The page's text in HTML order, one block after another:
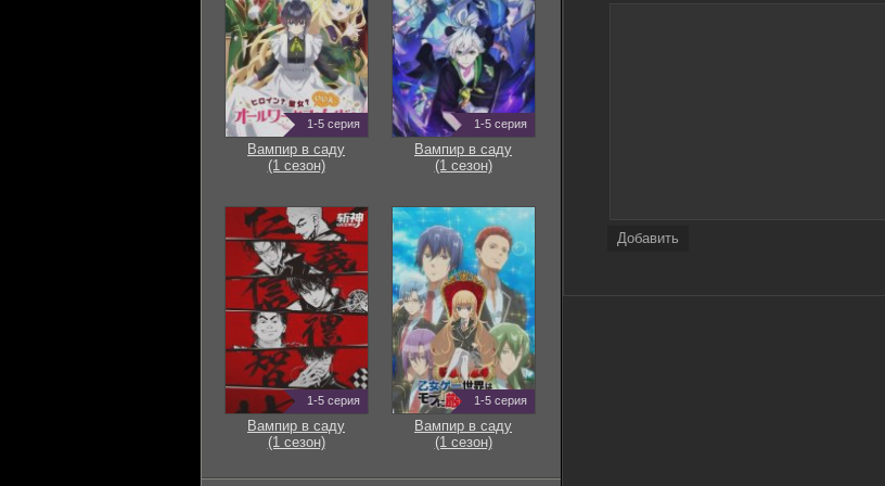
Добавить
1-5 серия
Вампир в саду
(1 сезон)
1-5 серия
Вампир в саду
(1 сезон)
1-5 серия
Вампир в саду
(1 сезон)
1-5 серия
Вампир в саду
(1 сезон)